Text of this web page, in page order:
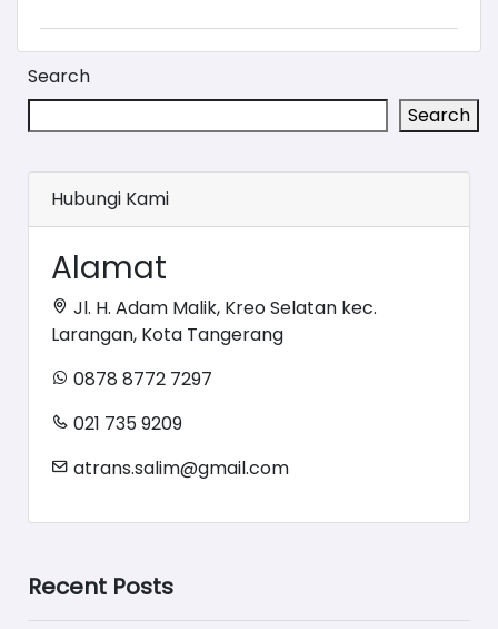
Search
Search
Hubungi Kami
Alamat
Jl. H. Adam Malik, Kreo Selatan kec.
Larangan, Kota Tangerang
0878 8772 7297
021 735 9209
atrans.salim@gmail.com
Recent Posts